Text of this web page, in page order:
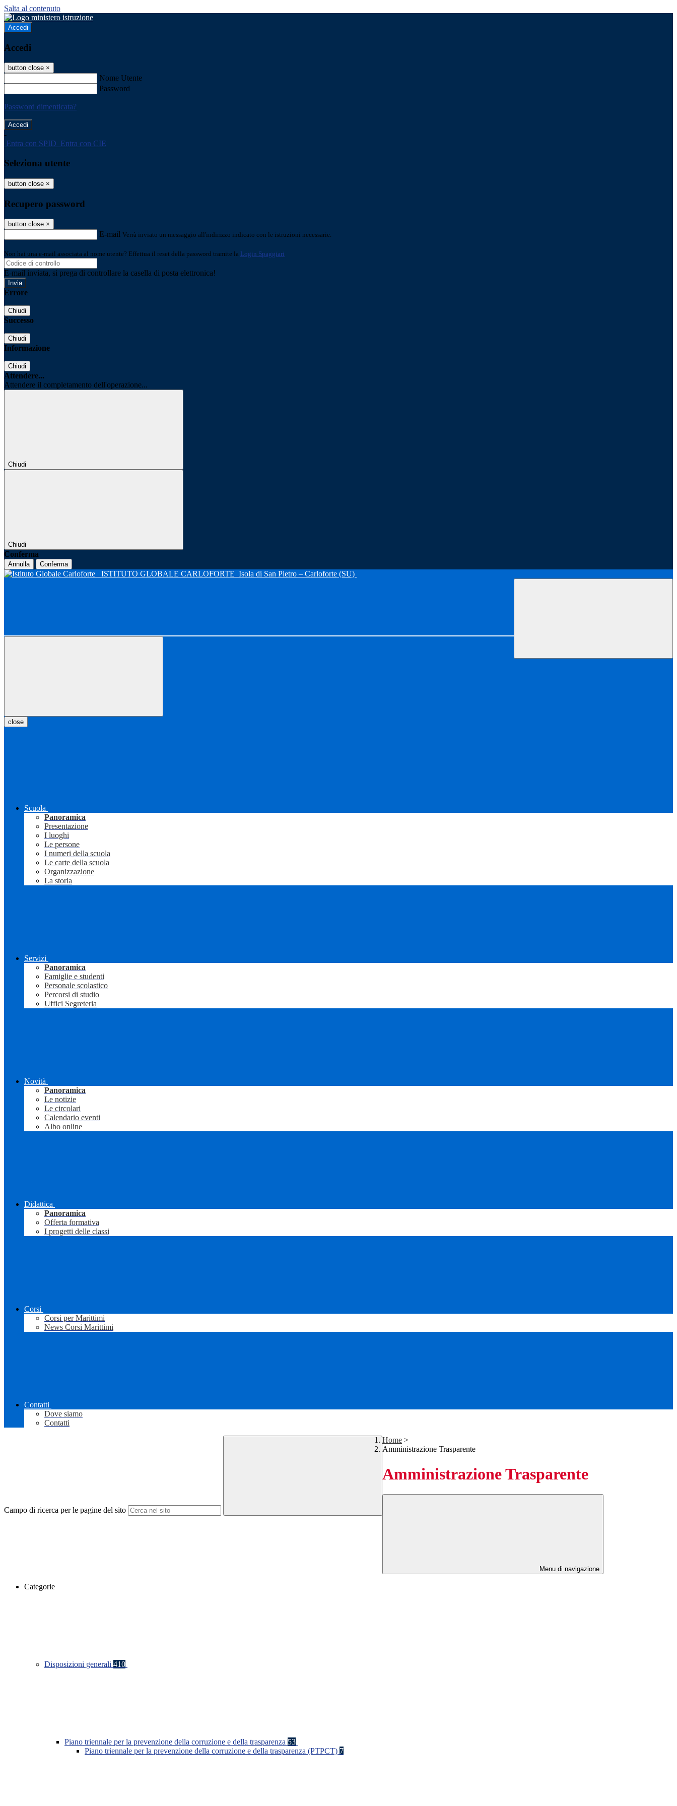
Salta al contenuto
Accedi
Accedi
button close ×
Nome Utente
Password
Password dimenticata?
-
Entra con SPID Entra con CIE
Seleziona utente
button close ×
Recupero password
button close ×
E-mail Verrà inviato un messaggio all'indirizzo indicato con le istruzioni necessarie.
Non hai una e-mail associata al nome utente? Effettua il reset della password tramite la Login Spaggiari
E-mail inviata, si prega di controllare la casella di posta elettronica!
Errore
Chiudi
Successo
Chiudi
Informazione
Chiudi
Attendere...
Attendere il completamento dell'operazione...
Chiudi
Chiudi
Conferma
Annulla Conferma
ISTITUTO GLOBALE CARLOFORTE Isola di San Pietro – Carloforte (SU)
close
Scuola
Panoramica
Presentazione
I luoghi
Le persone
I numeri della scuola
Le carte della scuola
Organizzazione
La storia
Servizi
Panoramica
Famiglie e studenti
Personale scolastico
Percorsi di studio
Uffici Segreteria
Novità
Panoramica
Le notizie
Le circolari
Calendario eventi
Albo online
Didattica
Panoramica
Offerta formativa
I progetti delle classi
Corsi
Corsi per Marittimi
News Corsi Marittimi
Contatti
Dove siamo
Contatti
Campo di ricerca per le pagine del sito
Home >
Amministrazione Trasparente
Amministrazione Trasparente
Menu di navigazione
Categorie
Disposizioni generali 410
Piano triennale per la prevenzione della corruzione e della trasparenza 53
Piano triennale per la prevenzione della corruzione e della trasparenza (PTPCT) 7